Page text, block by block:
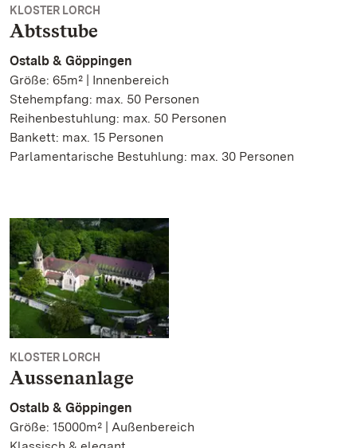
KLOSTER LORCH
Abtsstube
Ostalb & Göppingen
Größe: 65m² | Innenbereich
Stehempfang: max. 50 Personen
Reihenbestuhlung: max. 50 Personen
Bankett: max. 15 Personen
Parlamentarische Bestuhlung: max. 30 Personen
KLOSTER LORCH
Aussenanlage
Ostalb & Göppingen
Größe: 15000m² | Außenbereich